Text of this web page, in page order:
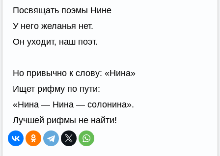
Посвящать поэмы Нине
У него желанья нет.
Он уходит, наш поэт.
Но привычно к слову: «Нина»
Ищет рифму по пути:
«Нина — Нина — солонина».
Лучшей рифмы не найти!